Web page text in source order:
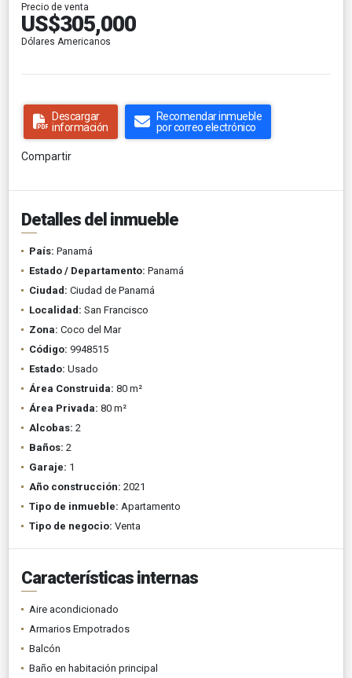
Precio de venta
US$305,000
Dólares Americanos
Descargar
información
Recomendar inmueble
por correo electrónico
Compartir
Detalles del inmueble
País: Panamá
Estado / Departamento: Panamá
Ciudad: Ciudad de Panamá
Localidad: San Francisco
Zona: Coco del Mar
Código: 9948515
Estado: Usado
Área Construida: 80 m²
Área Privada: 80 m²
Alcobas: 2
Baños: 2
Garaje: 1
Año construcción: 2021
Tipo de inmueble: Apartamento
Tipo de negocio: Venta
Características internas
Aire acondicionado
Armarios Empotrados
Balcón
Baño en habitación principal